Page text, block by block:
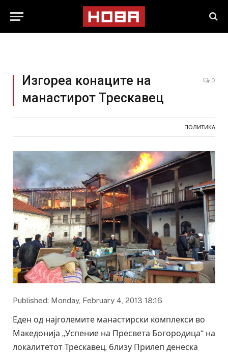
Изгореа конаците на
манастирот Трескавец
0
ПОЛИТИКА
Published: Monday, February 4, 2013 18:16
Еден од најголемите манастирски комплекси во
Македонија „Успение на Пресвета Богородица“ на
локалитетот Трескавец, близу Прилеп денеска